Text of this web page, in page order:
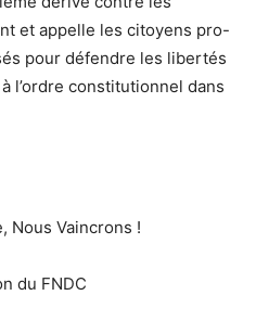
et appelle les citoyens pro-
pour défendre les libertés
l’ordre constitutionnel dans
Nous Vaincrons !
du FNDC